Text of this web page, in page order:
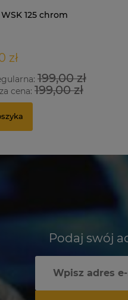
125 chrom
zł
199,00 zł
cena: 199,00 zł
Podaj swój